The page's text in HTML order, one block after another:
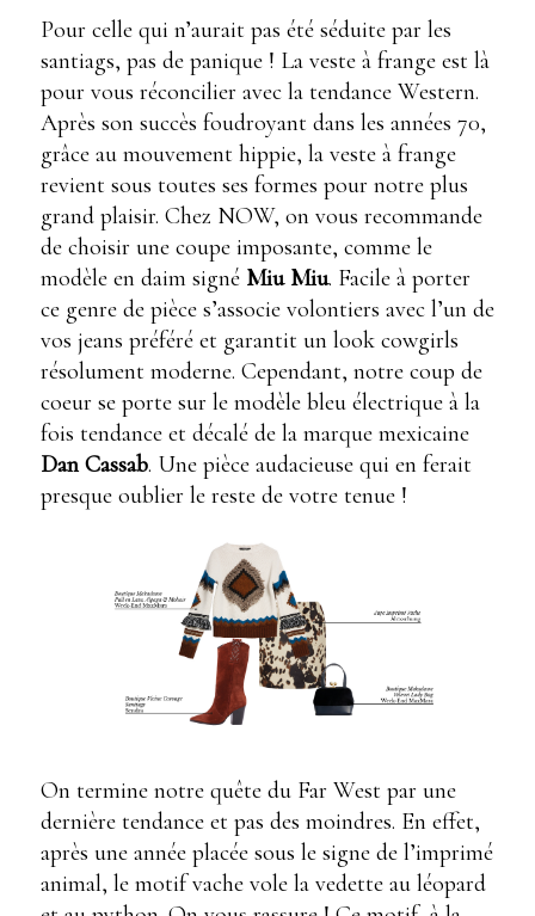
Pour celle qui n’aurait pas été séduite par les
santiags, pas de panique ! La veste à frange est là
pour vous réconcilier avec la tendance Western.
Après son succès foudroyant dans les années 70,
grâce au mouvement hippie, la veste à frange
revient sous toutes ses formes pour notre plus
grand plaisir. Chez NOW, on vous recommande
de choisir une coupe imposante, comme le
modèle en daim signé Miu Miu. Facile à porter
ce genre de pièce s’associe volontiers avec l’un de
vos jeans préféré et garantit un look cowgirls
résolument moderne. Cependant, notre coup de
coeur se porte sur le modèle bleu électrique à la
fois tendance et décalé de la marque mexicaine
Dan Cassab. Une pièce audacieuse qui en ferait
presque oublier le reste de votre tenue !
On termine notre quête du Far West par une
dernière tendance et pas des moindres. En effet,
après une année placée sous le signe de l’imprimé
animal, le motif vache vole la vedette au léopard